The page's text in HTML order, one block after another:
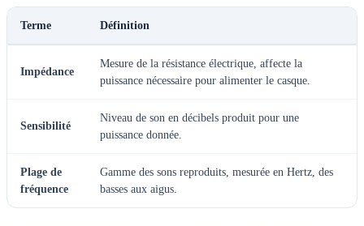
Terme Définition
Impédance
Mesure de la résistance électrique, affecte la
puissance nécessaire pour alimenter le casque.
Sensibilité
Niveau de son en décibels produit pour une
puissance donnée.
Plage de
fréquence
Gamme des sons reproduits, mesurée en Hertz, des
basses aux aigus.